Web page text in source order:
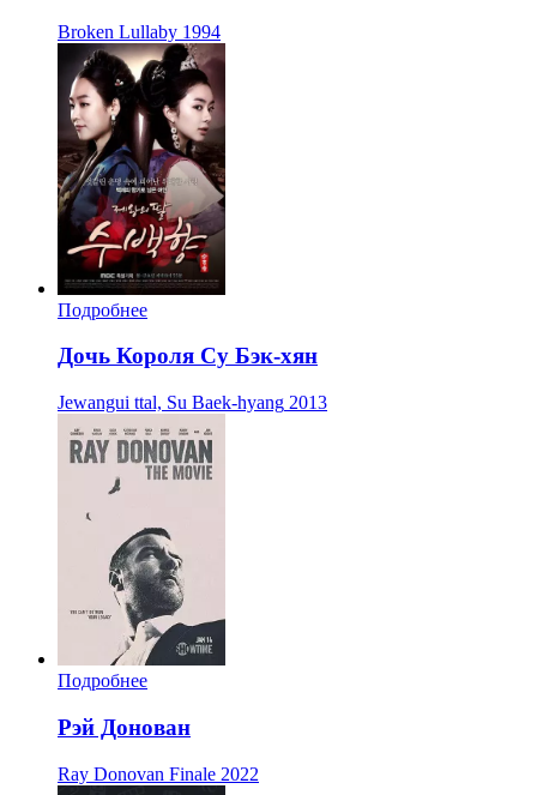
Broken Lullaby 1994
Подробнее
Дочь Короля Су Бэк-хян
Jewangui ttal, Su Baek-hyang 2013
Подробнее
Рэй Донован
Ray Donovan Finale 2022